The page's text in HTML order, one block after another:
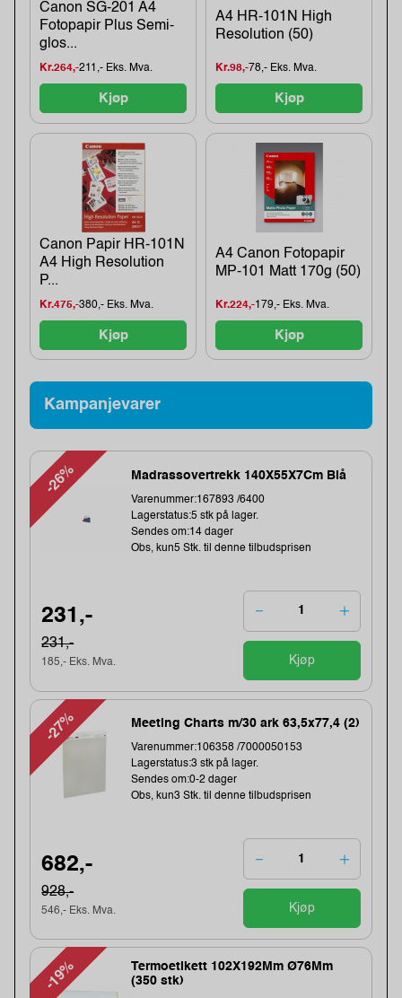
Canon SG-201 A4
Fotopapir Plus Semi-
glos...
Kr.264,-211,- Eks. Mva.
Kjøp
A4 HR-101N High
Resolution (50)
Kr.98,-78,- Eks. Mva.
Kjøp
Canon Papir HR-101N
A4 High Resolution
P...
Kr.475,-380,- Eks. Mva.
Kjøp
A4 Canon Fotopapir
MP-101 Matt 170g (50)
Kr.224,-179,- Eks. Mva.
Kjøp
Kampanjevarer
-26% Madrassovertrekk 140X55X7Cm Blå
Varenummer:167893 /6400
Lagerstatus:5 stk på lager.
Sendes om:14 dager
Obs, kun5 Stk. til denne tilbudsprisen
231,-
231,-
185,- Eks. Mva. Kjøp
-27% Meeting Charts m/30 ark 63,5x77,4 (2)
Varenummer:106358 /7000050153
Lagerstatus:3 stk på lager.
Sendes om:0-2 dager
Obs, kun3 Stk. til denne tilbudsprisen
682,-
928,-
546,- Eks. Mva. Kjøp
-19%
Termoetikett 102X192Mm Ø76Mm
(350 stk)